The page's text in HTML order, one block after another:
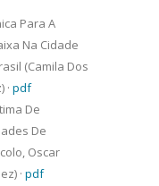
Para A
Na Cidade
(Camila Dos
· pdf
De
De
Oscar
· pdf